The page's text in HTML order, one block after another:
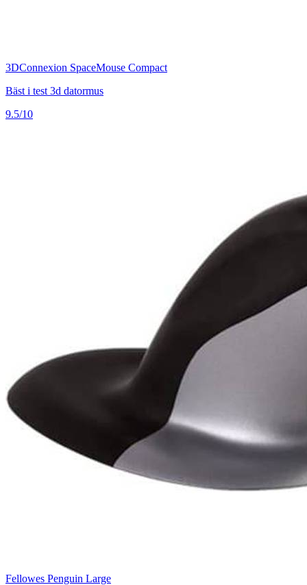
3DConnexion SpaceMouse Compact
Bäst i test 3d datormus
9.5/10
Fellowes Penguin Large